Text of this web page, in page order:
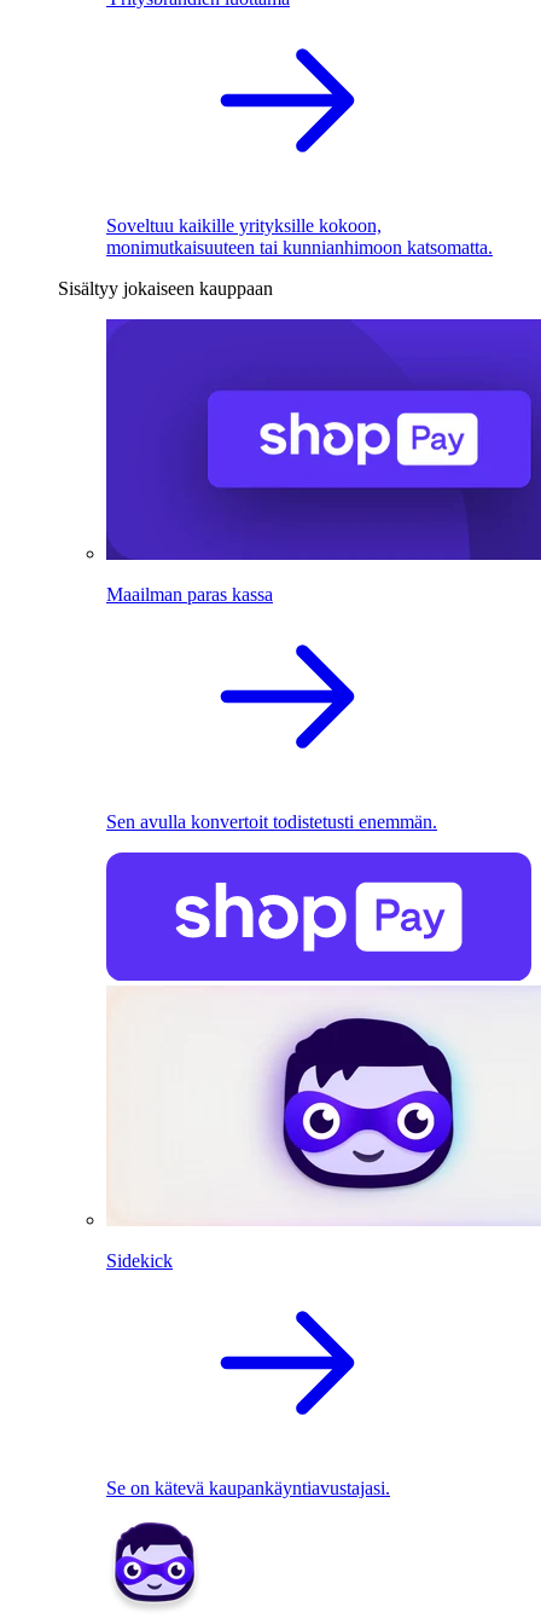
Soveltuu kaikille yrityksille kokoon,
monimutkaisuuteen tai kunnianhimoon katsomatta.
Sisältyy jokaiseen kauppaan
Maailman paras kassa
Sen avulla konvertoit todistetusti enemmän.
Sidekick
Se on kätevä kaupankäyntiavustajasi.